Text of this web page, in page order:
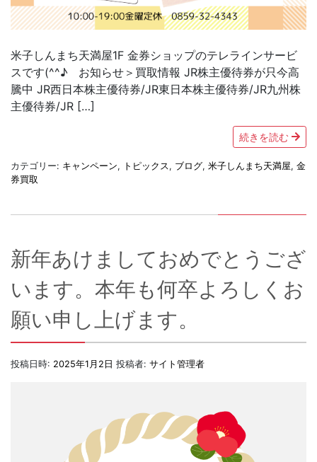
米子しんまち天満屋1F 金券ショップのテレラインサービ
スです(^^♪ お知らせ＞買取情報 JR株主優待券が只今高
騰中 JR西日本株主優待券/JR東日本株主優待券/JR九州株
主優待券/JR […]
続きを読む
カテゴリー: キャンペーン, トピックス , ブログ, 米子しんまち天満屋, 金
券買取
新年あけましておめでとうござ
います。本年も何卒よろしくお
願い申し上げます。
投稿日時: 2025年1月2日 投稿者: サイト管理者